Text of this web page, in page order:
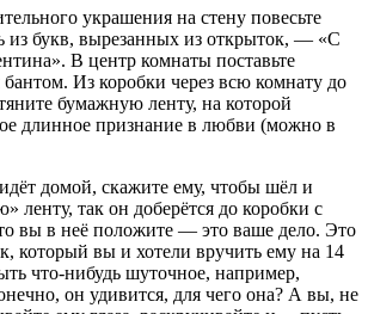
украшения на стену повесьте
из букв, вырезанных из открыток, — «C
В центр комнаты поставьте
Из коробки через всю комнату до
бумажную ленту, на которой
длинное признание в любви (можно в
домой, скажите ему, чтобы шёл и
ленту, так он доберётся до коробки с
вы в неё положите — это ваше дело. Это
который вы и хотели вручить ему на 14
что-нибудь шуточное, например,
он удивится, для чего она? А вы, не